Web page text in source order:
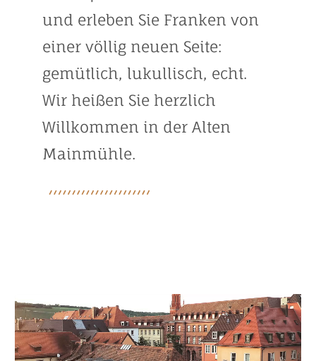
und erleben Sie Franken von
einer völlig neuen Seite:
gemütlich, lukullisch, echt.
Wir heißen Sie herzlich
Willkommen in der Alten
Mainmühle.